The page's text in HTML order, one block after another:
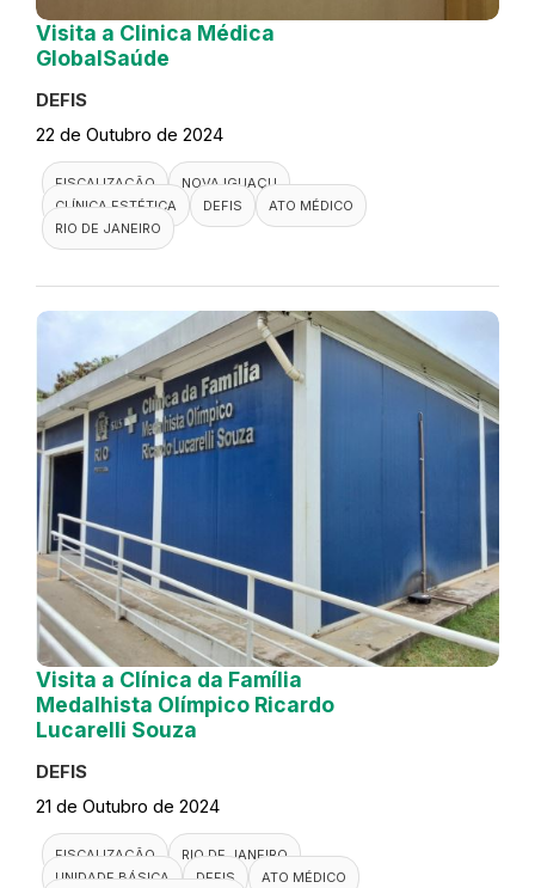
Visita a Clinica Médica
GlobalSaúde
DEFIS
22 de Outubro de 2024
FISCALIZAÇÃO
NOVA IGUAÇU
CLÍNICA ESTÉTICA
DEFIS
ATO MÉDICO
RIO DE JANEIRO
Visita a Clínica da Família
Medalhista Olímpico Ricardo
Lucarelli Souza
DEFIS
21 de Outubro de 2024
FISCALIZAÇÃO
RIO DE JANEIRO
UNIDADE BÁSICA
DEFIS ATO MÉDICO